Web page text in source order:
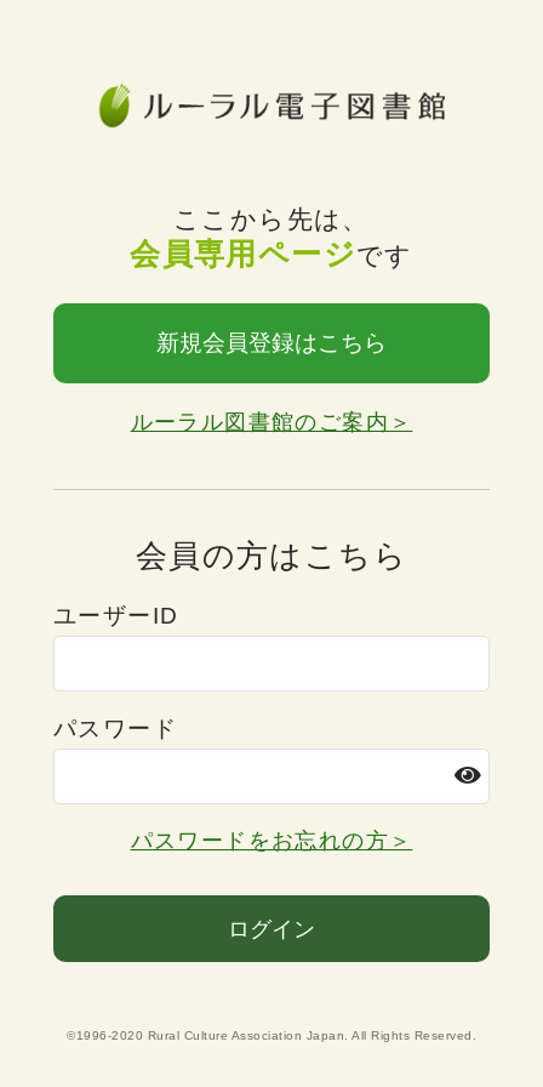
ここから先は、
会員専用ページです
新規会員登録はこちら
ルーラル図書館のご案内＞
会員の方はこちら
ユーザーID
パスワード
パスワードをお忘れの方＞
ログイン
©1996-2020 Rural Culture Association Japan. All Rights Reserved.